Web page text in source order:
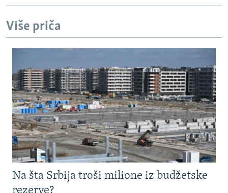
Više priča
Na šta Srbija troši milione iz budžetske